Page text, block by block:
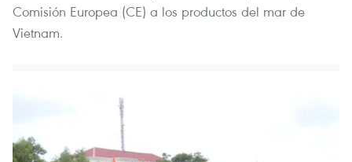
Comisión Europea (CE) a los productos del mar de
Vietnam.